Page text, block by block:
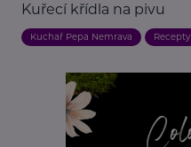
Kuřecí křídla na pivu
Kuchař Pepa Nemrava Recepty